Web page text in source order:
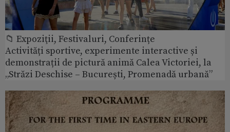
📁 Expoziţii, Festivaluri, Conferințe
Activități sportive, experimente interactive și
demonstrații de pictură animă Calea Victoriei, la
„Străzi Deschise – București, Promenadă urbană”